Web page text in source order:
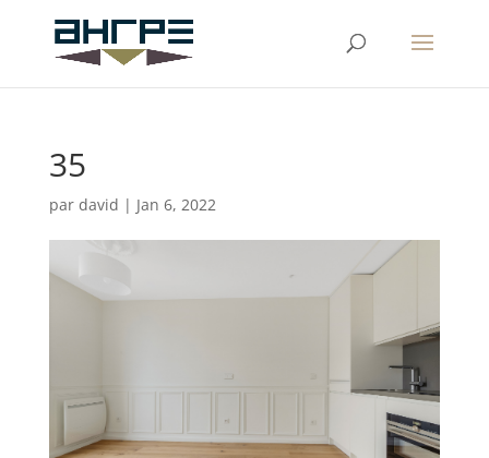
35
par david | Jan 6, 2022